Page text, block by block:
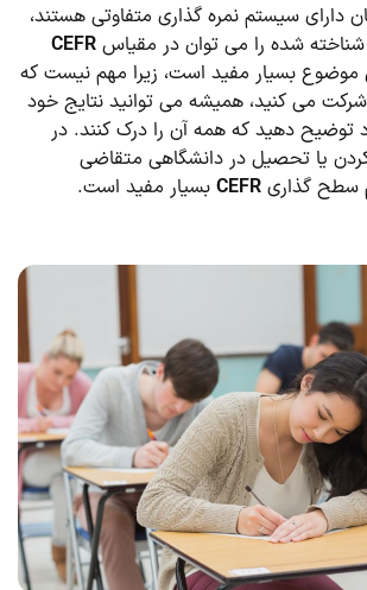
دارای سیستم نمره گذاری متفاوتی هستند،
شده را می توان در مقیاس CEFR
موضوع بسیار مفید است، زیرا مهم نیست که
می کنید، همیشه می توانید نتایج خود
توضیح دهید که همه آن را درک کنند. در
یا تحصیل در دانشگاهی متقاضی
سطح گذاری CEFR بسیار مفید است.